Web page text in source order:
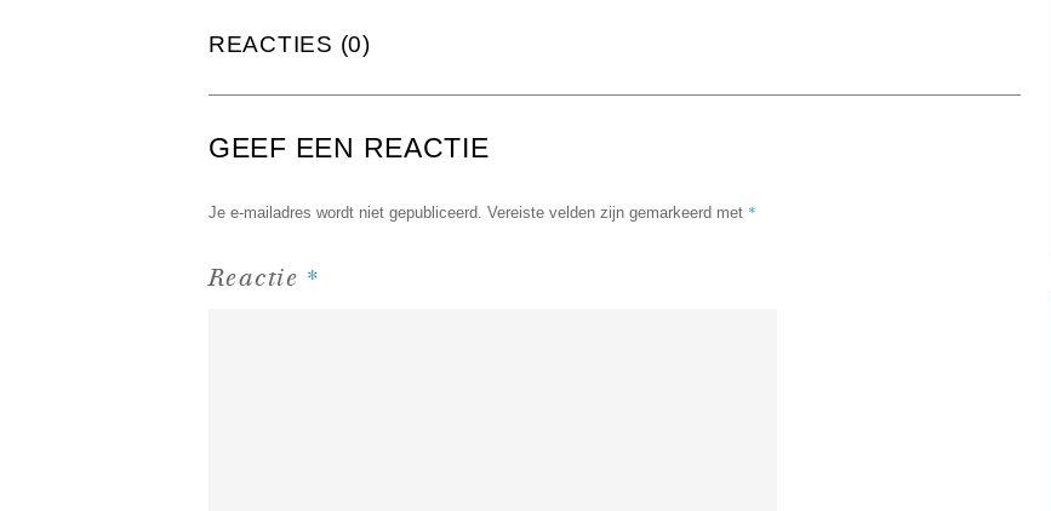
REACTIES (0)
GEEF EEN REACTIE
Je e-mailadres wordt niet gepubliceerd. Vereiste velden zijn gemarkeerd met *
Reactie *